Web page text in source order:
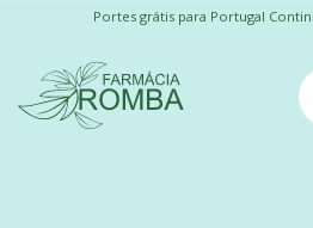
Portes grátis para Portugal